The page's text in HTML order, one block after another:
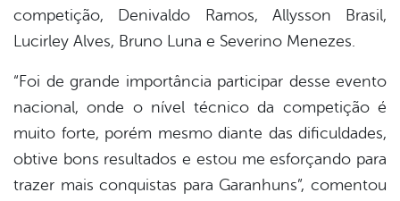
competição, Denivaldo Ramos, Allysson Brasil,
Lucirley Alves, Bruno Luna e Severino Menezes.
“Foi de grande importância participar desse evento
nacional, onde o nível técnico da competição é
muito forte, porém mesmo diante das dificuldades,
obtive bons resultados e estou me esforçando para
trazer mais conquistas para Garanhuns”, comentou